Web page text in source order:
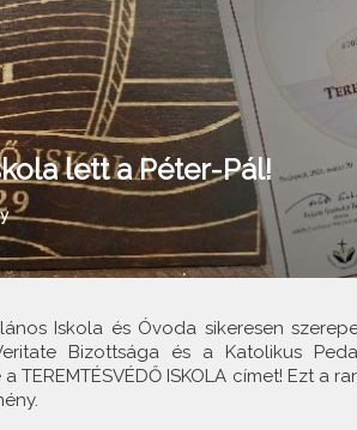
lett a Péter-Pál!
Iskola és Óvoda sikeresen
Bizottsága és a Katolikus
ISKOLA címet! Ezt a